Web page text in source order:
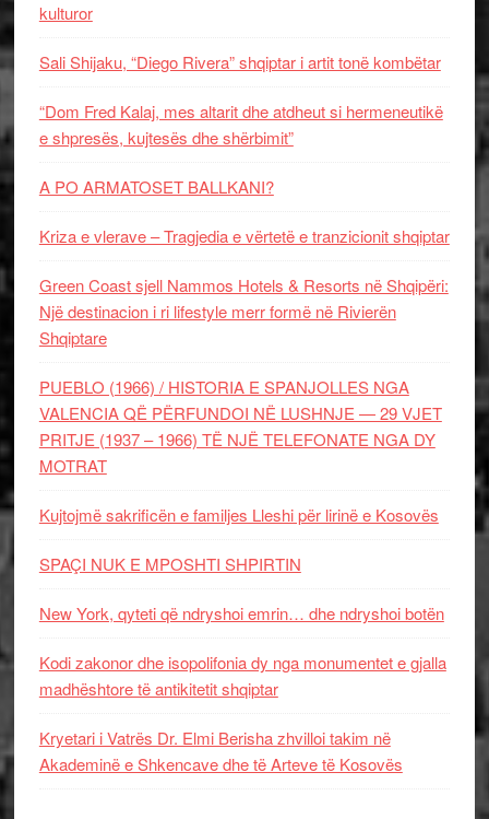
kulturor
Sali Shijaku, “Diego Rivera” shqiptar i artit tonë kombëtar
“Dom Fred Kalaj, mes altarit dhe atdheut si hermeneutikë
e shpresës, kujtesës dhe shërbimit”
A PO ARMATOSET BALLKANI?
Kriza e vlerave – Tragjedia e vërtetë e tranzicionit shqiptar
Green Coast sjell Nammos Hotels & Resorts në Shqipëri:
Një destinacion i ri lifestyle merr formë në Rivierën
Shqiptare
PUEBLO (1966) / HISTORIA E SPANJOLLES NGA
VALENCIA QË PËRFUNDOI NË LUSHNJE — 29 VJET
PRITJE (1937 – 1966) TË NJË TELEFONATE NGA DY
MOTRAT
Kujtojmë sakrificën e familjes Lleshi për lirinë e Kosovës
SPAÇI NUK E MPOSHTI SHPIRTIN
New York, qyteti që ndryshoi emrin… dhe ndryshoi botën
Kodi zakonor dhe isopolifonia dy nga monumentet e gjalla
madhështore të antikitetit shqiptar
Kryetari i Vatrës Dr. Elmi Berisha zhvilloi takim në
Akademinë e Shkencave dhe të Arteve të Kosovës